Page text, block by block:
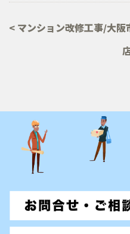
< マンション改修工事/大阪